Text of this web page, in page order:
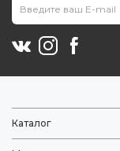
Каталог